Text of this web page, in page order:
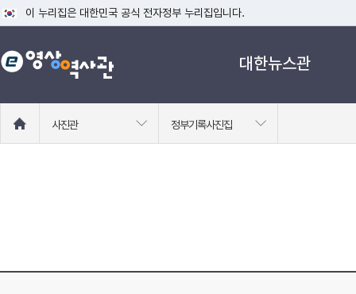
이 누리집은 대한민국 공식 전자정부 누리집입니다.
공식 누리집 주소 확인하기
go.kr 주소를 사용하는 누리집은 대한민국 정부기관이 관리하는 누리집입니
대한뉴스관
로
사진관 정부기록사진집